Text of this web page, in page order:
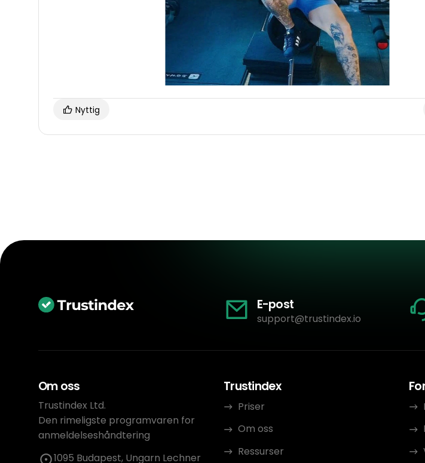
Nyttig
E-post
support@trustindex.io
Om oss
Trustindex Ltd.
Den rimeligste programvaren for
anmeldelseshåndtering
1095 Budapest, Ungarn Lechner
Trustindex
Priser
Om oss
Ressurser